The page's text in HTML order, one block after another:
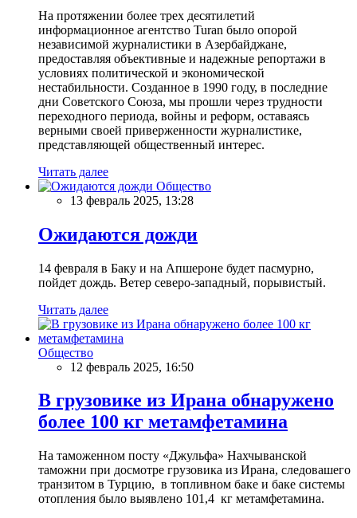
На протяжении более трех десятилетий
информационное агентство Turan было опорой
независимой журналистики в Азербайджане,
предоставляя объективные и надежные репортажи в
условиях политической и экономической
нестабильности. Созданное в 1990 году, в последние
дни Советского Союза, мы прошли через трудности
переходного периода, войны и реформ, оставаясь
верными своей приверженности журналистике,
представляющей общественный интерес.
Читать далее
Общество
13 февраль 2025, 13:28
Ожидаются дожди
14 февраля в Баку и на Апшероне будет пасмурно,
пойдет дождь. Ветер северо-западный, порывистый.
Читать далее
Общество
12 февраль 2025, 16:50
В грузовике из Ирана обнаружено
более 100 кг метамфетамина
На таможенном посту «Джульфа» Нахчыванской
таможни при досмотре грузовика из Ирана, следовашего
транзитом в Турцию, в топливном баке и баке системы
отопления было выявлено 101,4 кг метамфетамина.